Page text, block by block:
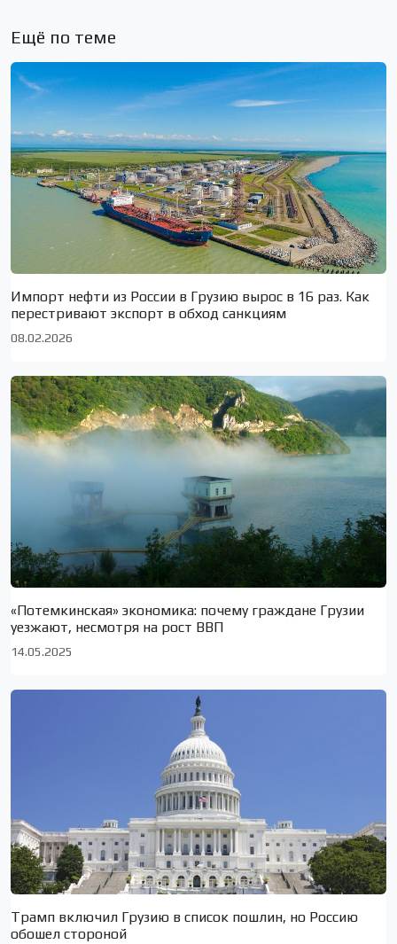
Ещё по теме
Импорт нефти из России в Грузию вырос в 16 раз. Как
перестривают экспорт в обход санкциям
08.02.2026
«Потемкинская» экономика: почему граждане Грузии
уезжают, несмотря на рост ВВП
14.05.2025
Трамп включил Грузию в список пошлин, но Россию
обошел стороной